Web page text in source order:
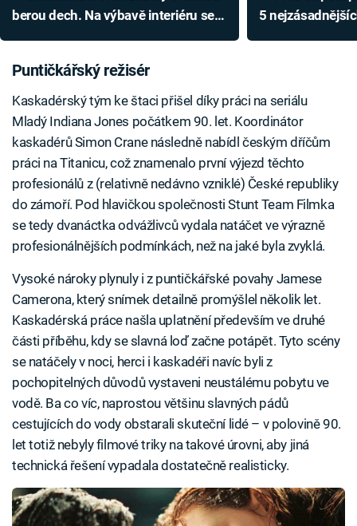
berou dech. Na výbavě interiéru se
5
Puntičkářský režisér
Kaskadérský tým ke štaci přišel díky práci na seriálu
Mladý Indiana Jones počátkem 90. let. Koordinátor
kaskadérů Simon Crane následně nabídl českým dříčům
práci na Titanicu, což znamenalo první výjezd těchto
profesionálů z (relativně nedávno vzniklé) České republiky
do zámoří. Pod hlavičkou společnosti Stunt Team Filmka
se tedy dvanáctka odvážlivců vydala natáčet ve výrazně
profesionálnějších podmínkách, než na jaké byla zvyklá.
Vysoké nároky plynuly i z puntičkářské povahy Jamese
Camerona, který snímek detailně promýšlel několik let.
Kaskadérská práce našla uplatnění především ve druhé
části příběhu, kdy se slavná loď začne potápět. Tyto scény
se natáčely v noci, herci i kaskadéři navíc byli z
pochopitelných důvodů vystaveni neustálému pobytu ve
vodě. Ba co víc, naprostou většinu slavných pádů
cestujících do vody obstarali skuteční lidé – v polovině 90.
let totiž nebyly filmové triky na takové úrovni, aby jiná
technická řešení vypadala dostatečně realisticky.